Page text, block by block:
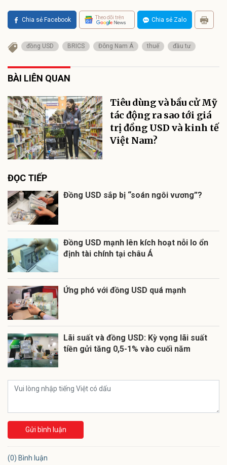
Chia sẻ Facebook Theo dõi trên Chia sẻ Zalo
đồng USD BRICS Đông Nam Á thuế đầu tư
BÀI LIÊN QUAN
Tiêu dùng và bầu cử Mỹ
tác động ra sao tới giá
trị đồng USD và kinh tế
Việt Nam?
ĐỌC TIẾP
Đồng USD sắp bị “soán ngôi vương”?
Đồng USD mạnh lên kích hoạt nỗi lo ổn
định tài chính tại châu Á
Ứng phó với đồng USD quá mạnh
Lãi suất và đồng USD: Kỳ vọng lãi suất
tiền gửi tăng 0,5-1% vào cuối năm
Gửi bình luận
(0) Bình luận